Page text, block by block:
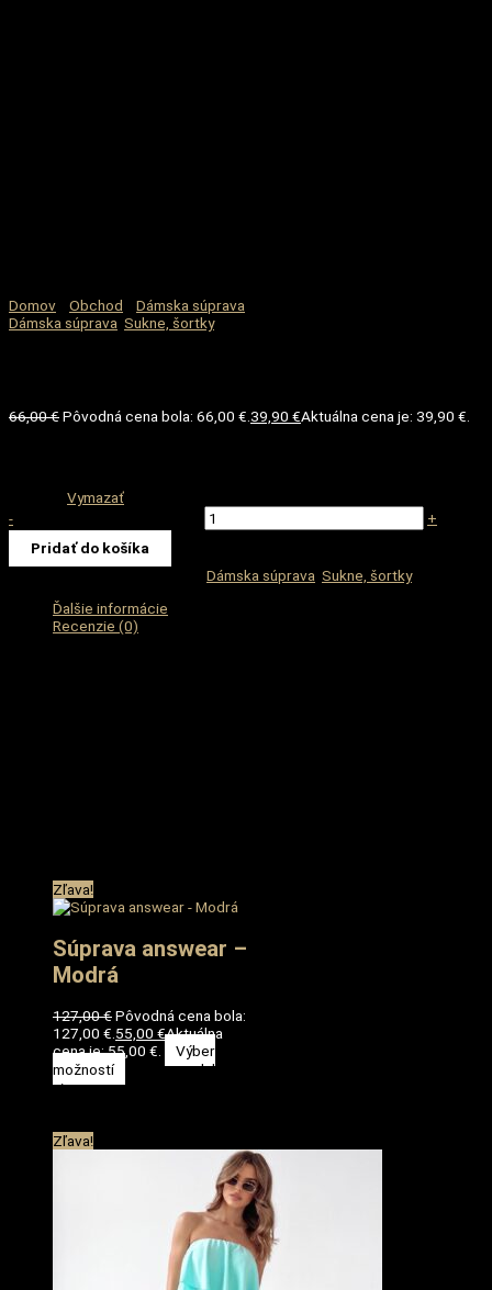
Domov Obchod Dámska súprava
Dámska súprava Sukne, šortky
66,00€Pôvodná cena bola: 66,00 €. 39,90 €Aktuálna cena je: 39,90 €.
Vymazať
-
+
Pridať do košíka
Dámska súprava Sukne, šortky
Ďalšie informácie
Recenzie (0)
Zľava!
Súprava answear –
Modrá
127,00€Pôvodná cena bola:
127,00 €. 55,00 €Aktuálna
cena je: 55,00 €.
Výber
možností
Tento produkt má
viacero variantov. Možnosti si
Zľava!